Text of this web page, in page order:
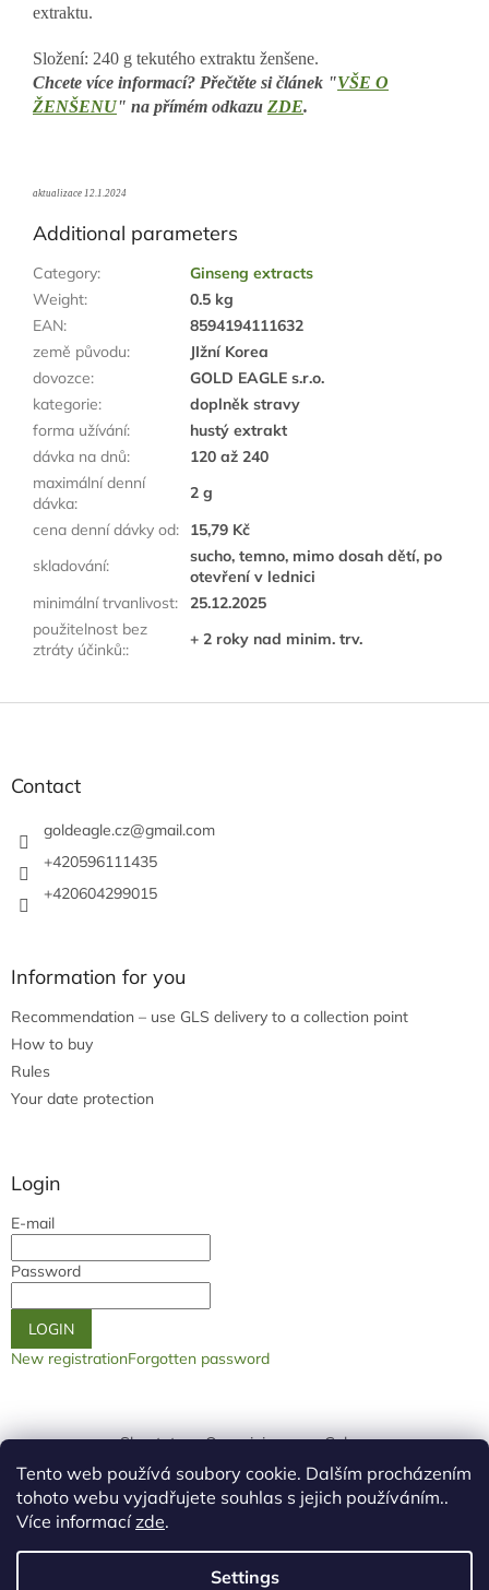
Tento web používá soubory cookie. Dalším procházením
tohoto webu vyjadřujete souhlas s jejich používáním..
Více informacízde.
Settings
extraktu.
Složení: 240 g tekutého extraktu ženšene.
Chcete více informací? Přečtěte si článek "VŠE O
ŽENŠENU" na přímém odkazu ZDE.
aktualizace 12.1.2024
Additional parameters
Category:
Ginseng extracts
Weight:
0.5 kg
EAN:
8594194111632
země původu:
JIžní Korea
dovozce:
GOLD EAGLE s.r.o.
kategorie:
doplněk stravy
forma užívání:
hustý extrakt
dávka na dnů:
120 až 240
maximální denní
dávka:
2 g
cena denní dávky od:
15,79 Kč
skladování:
sucho, temno, mimo dosah dětí, po
otevření v lednici
minimální trvanlivost:
25.12.2025
použitelnost bez
ztráty účinků::
+ 2 roky nad minim. trv.
F
Contact
goldeagle.cz@gmail.com
+420596111435
+420604299015
Information for you
Recommendation – use GLS delivery to a collection point
How to buy
Rules
Your date protection
Login
E-mail
Password
LOGIN
New registrationForgotten password
Shoptet.cz Our origin page Galery
Created by Shoptet